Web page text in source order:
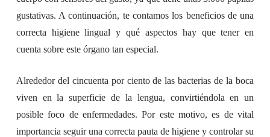
gustativas. A continuación, te contamos los beneficios de una
correcta higiene lingual y qué aspectos hay que tener en
cuenta sobre este órgano tan especial.
Alrededor del cincuenta por ciento de las bacterias de la boca
viven en la superficie de la lengua, convirtiéndola en un
posible foco de enfermedades. Por este motivo, es de vital
importancia seguir una correcta pauta de higiene y controlar su